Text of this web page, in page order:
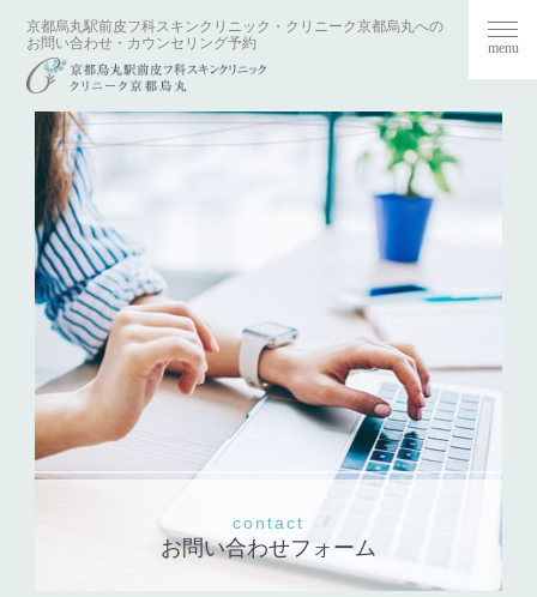
京都烏丸駅前皮フ科スキンクリニック・クリニーク京都烏丸への
お問い合わせ・カウンセリング予約
contact
お問い合わせフォーム